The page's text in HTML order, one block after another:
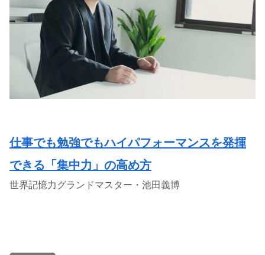
仕事でも勉強でもハイパフォーマンスを発揮
できる「集中力」の高め方
世界記憶力グランドマスター・池田義博